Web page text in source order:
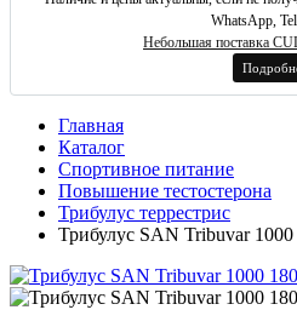
WhatsApp,
Небольшая поставка
Главная
Каталог
Спортивное питание
Повышение тестостерона
Трибулус террестрис
Трибулус SAN Tribuvar 1000